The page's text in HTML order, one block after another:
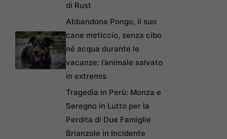
di Rust
Abbandona Pongo, il suo
cane meticcio, senza cibo
né acqua durante le
vacanze: l’animale salvato
in extremis
Tragedia in Perù: Monza e
Seregno in Lutto per la
Perdita di Due Famiglie
Brianzole in Incidente